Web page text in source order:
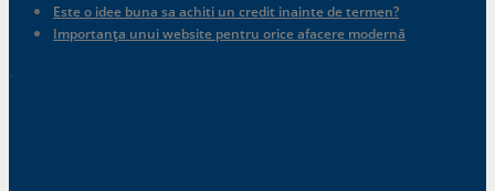
Este o idee buna sa achiti un credit inainte de termen?
Importanța unui website pentru orice afacere modernă
.